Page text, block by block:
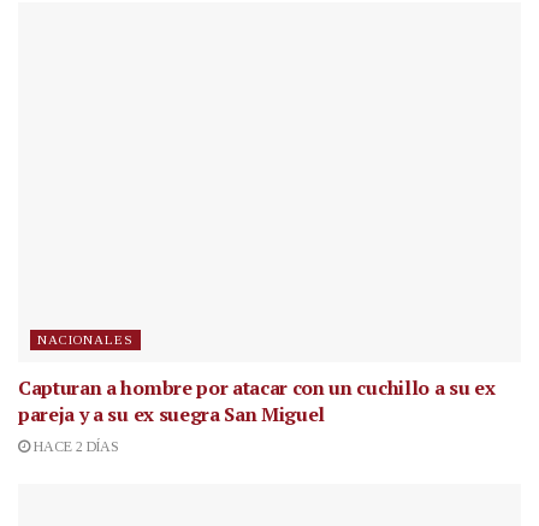
NACIONALES
Capturan a hombre por atacar con un cuchillo a su ex
pareja y a su ex suegra San Miguel
HACE 2 DÍAS